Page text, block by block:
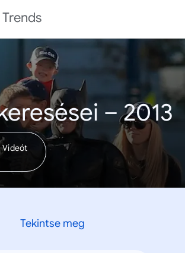
Trends
– 2013
Videót
Tekintse meg